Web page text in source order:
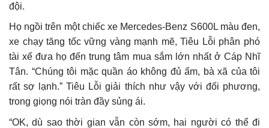
đội.
Họ ngồi trên một chiếc xe Mercedes-Benz S600L màu đen,
xe chạy tăng tốc vững vàng mạnh mẽ, Tiêu Lỗi phân phó
tài xế đưa họ đến trung tâm mua sắm lớn nhất ở Cáp Nhĩ
Tân. “Chúng tôi mặc quần áo không đủ ấm, bà xã của tôi
rất sợ lạnh.” Tiêu Lỗi giải thích như vậy với đối phương,
trong giọng nói tràn đầy sủng ái.
“OK, dù sao thời gian vẫn còn sớm, hai người có thể đi